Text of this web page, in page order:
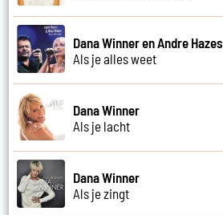
Dana Winner en Andre Hazes
Als je alles weet
Dana Winner
Als je lacht
Dana Winner
Als je zingt